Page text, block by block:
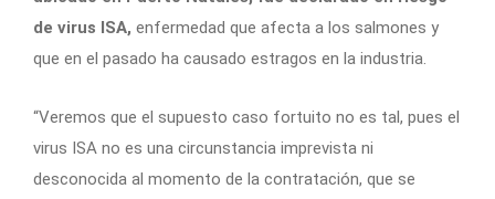
de virus ISA, enfermedad que afecta a los salmones y
que en el pasado ha causado estragos en la industria.
“Veremos que el supuesto caso fortuito no es tal, pues el
virus ISA no es una circunstancia imprevista ni
desconocida al momento de la contratación, que se